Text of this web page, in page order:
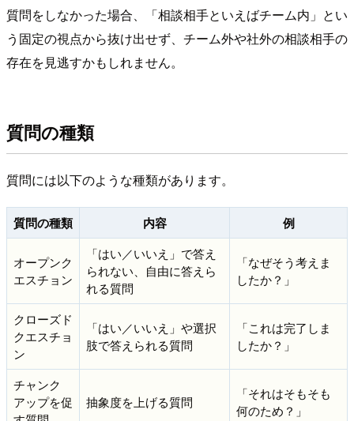
質問をしなかった場合、「相談相手といえばチーム内」とい
う固定の視点から抜け出せず、チーム外や社外の相談相手の
存在を見逃すかもしれません。
質問の種類
質問には以下のような種類があります。
質問の種類 内容 例
オープンク
エスチョン
「はい／いいえ」で答え
られない、自由に答えら
れる質問
「なぜそう考えま
したか？」
クローズド
クエスチョ
ン
「はい／いいえ」や選択
肢で答えられる質問
「これは完了しま
したか？」
チャンク
アップを促
抽象度を上げる質問
「それはそもそも
何のため？」